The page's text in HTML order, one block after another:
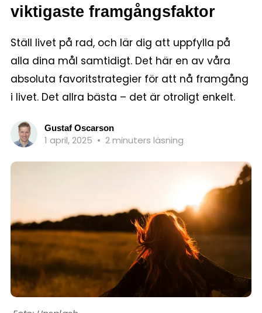
viktigaste framgångsfaktor
Ställ livet på rad, och lär dig att uppfylla på
alla dina mål samtidigt. Det här en av våra
absoluta favoritstrategier för att nå framgång
i livet. Det allra bästa – det är otroligt enkelt.
Gustaf Oscarson
1 april, 2025 • 2 minuters läsning